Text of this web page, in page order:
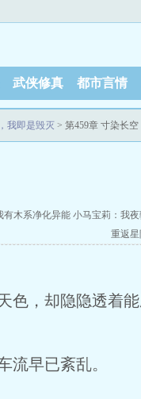
武侠修真 都市言情
我即是毁灭 > 第459章 寸染长空
有木系净化异能 小马宝莉：我
重返
色，却隐隐透着能
流早已紊乱。